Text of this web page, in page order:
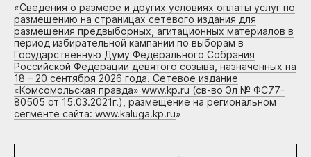
«Сведения о размере и других условиях оплаты услуг по
размещению на страницах сетевого издания для
размещения предвыборных, агитационных материалов в
период избирательной кампании по выборам в
Государственную Думу Федерального Собрания
Российской Федерации девятого созыва, назначенных на
18 – 20 сентября 2026 года. Сетевое издание
«Комсомольская правда» www.kp.ru (св-во Эл № ФС77-
80505 от 15.03.2021г.), размещение на региональном
сегменте сайта: www.kaluga.kp.ru»